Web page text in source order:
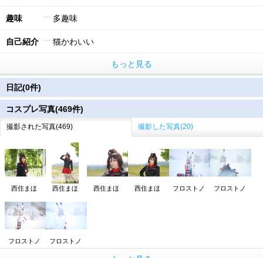
趣味 多趣味
自己紹介 猫かわいい
もっと見る
日記(0件)
コスプレ写真(469件)
撮影された写真(469) 撮影した写真(20)
西住まほ 西住まほ 西住まほ 西住まほ フロストノ フロストノ
フロストノ フロストノ